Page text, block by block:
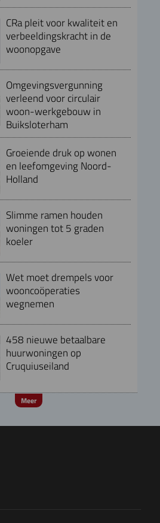
CRa pleit voor kwaliteit en
verbeeldingskracht in de
woonopgave
Omgevingsvergunning
verleend voor circulair
woon-werkgebouw in
Buiksloterham
Groeiende druk op wonen
en leefomgeving Noord-
Holland
Slimme ramen houden
woningen tot 5 graden
koeler
Wet moet drempels voor
wooncoöperaties
wegnemen
458 nieuwe betaalbare
huurwoningen op
Cruquiuseiland
Meer